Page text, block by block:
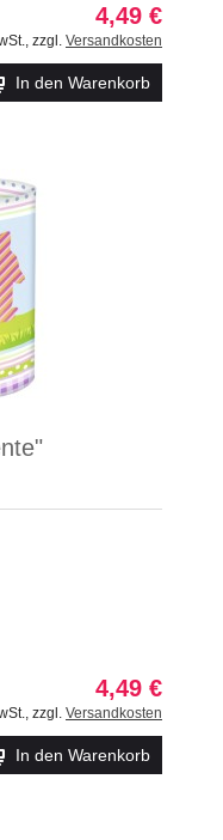
4,49 €
zzgl. Versandkosten
In den Warenkorb
4,49 €
zzgl. Versandkosten
In den Warenkorb